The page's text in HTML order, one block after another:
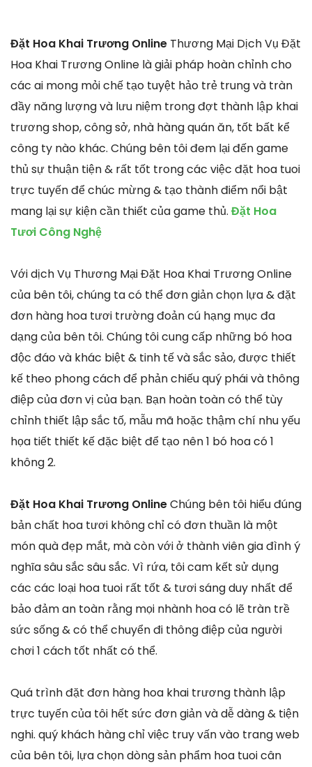
Đặt Hoa Khai Trương Online Thương Mại Dịch Vụ Đặt
Hoa Khai Trương Online là giải pháp hoàn chỉnh cho
các ai mong mỏi chế tạo tuyệt hảo trẻ trung và tràn
đầy năng lượng và lưu niệm trong đợt thành lập khai
trương shop, công sở, nhà hàng quán ăn, tốt bất kể
công ty nào khác. Chúng bên tôi đem lại đến game
thủ sự thuận tiện & rất tốt trong các việc đặt hoa tuoi
trực tuyến để chúc mừng & tạo thành điểm nổi bật
mang lại sự kiện cần thiết của game thủ. Đặt Hoa
Tươi Công Nghệ
Với dịch Vụ Thương Mại Đặt Hoa Khai Trương Online
của bên tôi, chúng ta có thể đơn giản chọn lựa & đặt
đơn hàng hoa tươi trường đoản cú hạng mục đa
dạng của bên tôi. Chúng tôi cung cấp những bó hoa
độc đáo và khác biệt & tinh tế và sắc sảo, được thiết
kế theo phong cách để phản chiếu quý phái và thông
điệp của đơn vị của bạn. Bạn hoàn toàn có thể tùy
chỉnh thiết lập sắc tố, mẫu mã hoặc thậm chí nhu yếu
họa tiết thiết kế đặc biệt để tạo nên 1 bó hoa có 1
không 2.
Đặt Hoa Khai Trương OnlineChúng bên tôi hiểu đúng
bản chất hoa tươi không chỉ có đơn thuần là một
món quà đẹp mắt, mà còn với ở thành viên gia đình ý
nghĩa sâu sắc sâu sắc. Vì rứa, tôi cam kết sử dụng
các các loại hoa tuoi rất tốt & tươi sáng duy nhất để
bảo đảm an toàn rằng mọi nhành hoa có lẽ tràn trề
sức sống & có thể chuyển đi thông điệp của người
chơi 1 cách tốt nhất có thể.
Quá trình đặt đơn hàng hoa khai trương thành lập
trực tuyến của tôi hết sức đơn giản và dễ dàng & tiện
nghi. quý khách hàng chỉ việc truy vấn vào trang web
của bên tôi, lựa chọn dòng sản phẩm hoa tuoi cân